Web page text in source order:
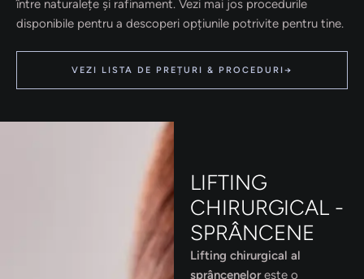
între naturalețe și rafinament. Vezi mai jos procedurile
disponibile pentru a descoperi opțiunile potrivite pentru tine.
VEZI LISTA DE PREȚURI & PROCEDURI→
LIFTING
CHIRURGICAL -
SPRÂNCENE
Lifting chirurgical al
sprânceneloreste o